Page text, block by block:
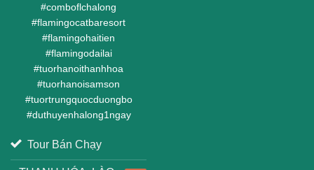
#comboflchalong
#flamingocatbaresort
#flamingohaitien
#flamingodailai
#tuorhanoithanhhoa
#tuorhanoisamson
#tuortrungquocduongbo
#duthuyenhalong1ngay
Tour Bán Chạy